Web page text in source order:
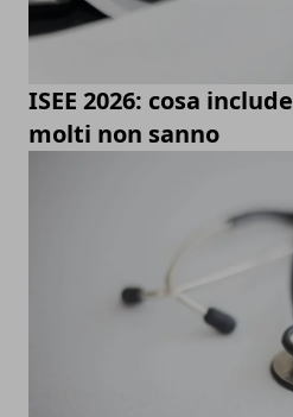
ISEE 2026: cosa
molti non sanno